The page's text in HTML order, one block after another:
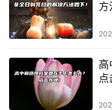
方
高
点